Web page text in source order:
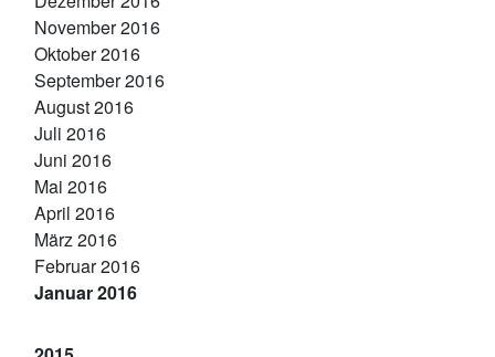
November 2016
Oktober 2016
September 2016
August 2016
Juli 2016
Juni 2016
Mai 2016
April 2016
März 2016
Februar 2016
Januar 2016